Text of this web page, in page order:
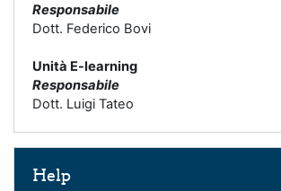
Responsabile
Dott. Federico Bovi
Unità E-learning
Responsabile
Dott. Luigi Tateo
Help